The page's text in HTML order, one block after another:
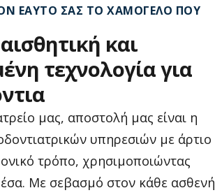
ΕΑΥΤΌ ΣΑΣ ΤΟ ΧΑΜΌΓΕΛΟ ΠΟΥ
αισθητική και
τεχνολογίαγια
μας, αποστολή μας είναι η
υπηρεσιών με άρτιο
τρόπο, χρησιμοποιώντας
Με σεβασμό στον κάθε ασθενή